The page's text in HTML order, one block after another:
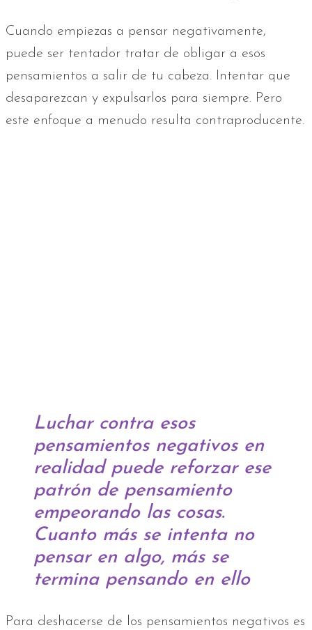
Cuando empiezas a pensar negativamente,
puede ser tentador tratar de obligar a esos
pensamientos a salir de tu cabeza. Intentar que
desaparezcan y expulsarlos para siempre. Pero
este enfoque a menudo resulta contraproducente.
Luchar contra esos
pensamientos negativos en
realidad puede reforzar ese
patrón de pensamiento
empeorando las cosas.
Cuanto más se intenta no
pensar en algo, más se
termina pensando en ello
Para deshacerse de los pensamientos negativos es